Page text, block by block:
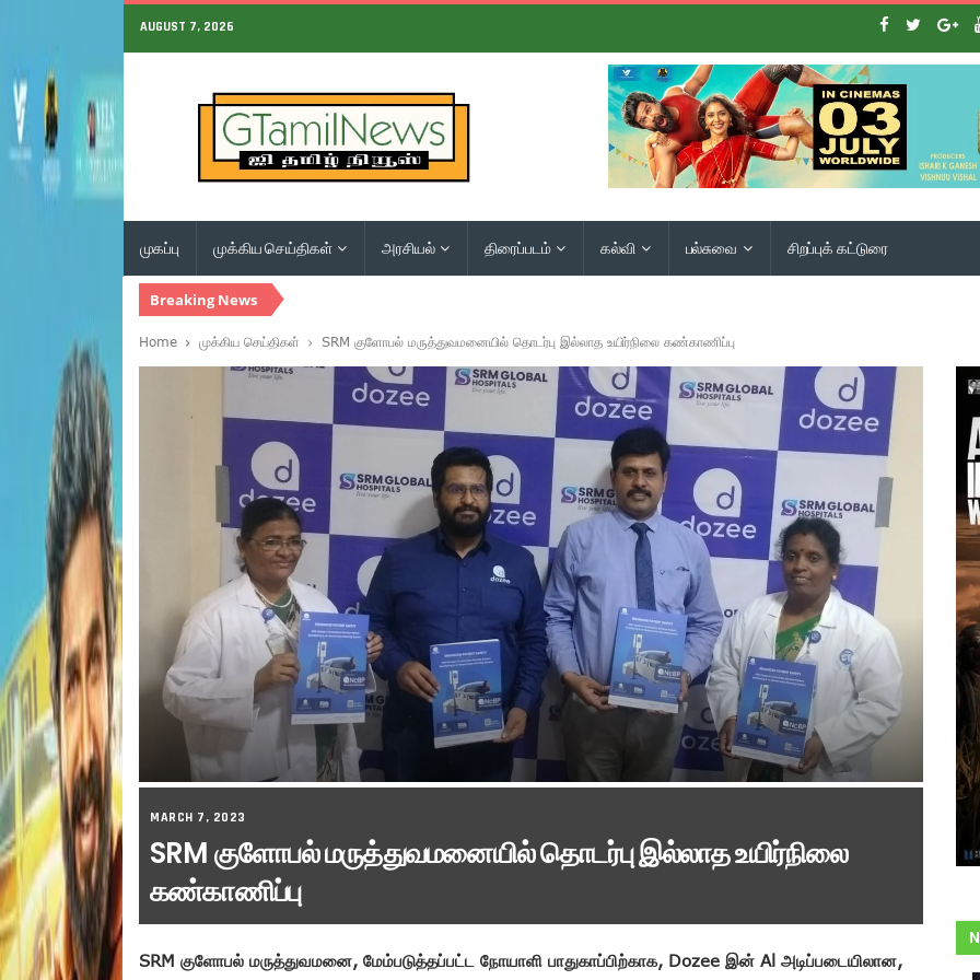
AUGUST 7, 2026
முகப்பு முக்கிய செய்திகள் அரசியல் திரைப்படம் கல்வி பல்சுவை சிறப்புக் கட்டுரை
Breaking News
Home முக்கிய செய்திகள் SRM குளோபல் மருத்துவமனையில் தொடர்பு இல்லாத உயிர்நிலை கண்காணிப்பு
MARCH 7, 2023
SRM குளோபல் மருத்துவமனையில் தொடர்பு இல்லாத உயிர்நிலை
கண்காணிப்பு
SRM குளோபல் மருத்துவமனை, மேம்படுத்தப்பட்ட நோயாளி பாதுகாப்பிற்காக, Dozee இன் Al அடிப்படையிலான,